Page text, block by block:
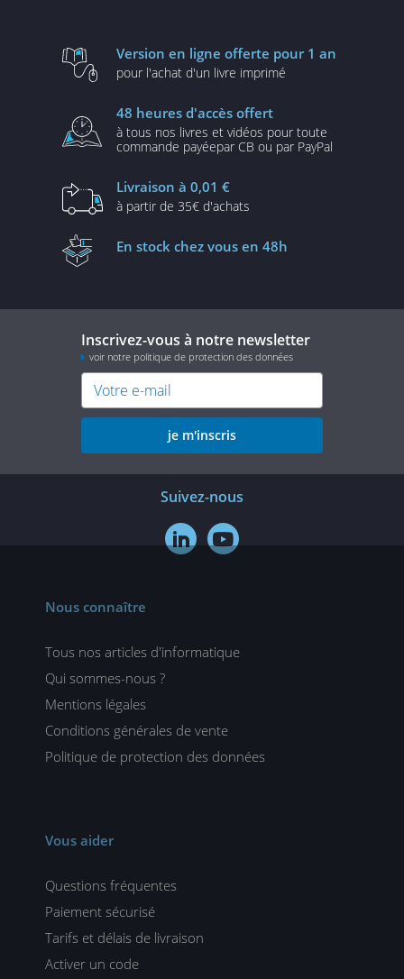
Version en ligne offerte pour 1 an
pour l'achat d'un livre imprimé
48 heures d'accès offert
à tous nos livres et vidéos pour toute
commande payéepar CB ou par PayPal
Livraison à 0,01 €
à partir de 35€ d'achats
En stock chez vous en 48h
Inscrivez-vous à notre newsletter
voir notre politique de protection des données
je m'inscris
Suivez-nous
 
Nous connaître
Tous nos articles d'informatique
Qui sommes-nous ?
Mentions légales
Conditions générales de vente
Politique de protection des données
Vous aider
Questions fréquentes
Paiement sécurisé
Tarifs et délais de livraison
Activer un code